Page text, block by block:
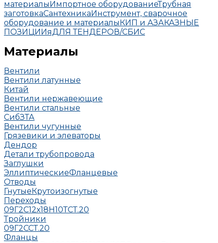
материалыИмпортное оборудованиеТрубная
заготовкаСантехникаИнструмент, сварочное
оборудование и материалыКИП и АЗАКАЗНЫЕ
ПОЗИЦИИяДЛЯ ТЕНДЕРОВ/СБИС
Материалы
Вентили
Вентили латунные
Китай
Вентили нержавеющие
Вентили стальные
СибЗТА
Вентили чугунные
Грязевики и элеваторы
Дендор
Детали трубопровода
Заглушки
ЭллиптическиеФланцевые
Отводы
Гнутые Крутоизогнутые
Переходы
09Г2С12х18Н10ТСТ.20
Тройники
09Г2ССТ.20
Фланцы